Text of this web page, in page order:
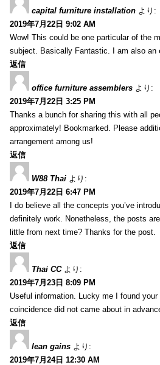
capital furniture installation より:
2019年7月22日 9:02 AM
Wow! This could be one particular of the
subject. Basically Fantastic. I am also
返信
office furniture assemblers より:
2019年7月22日 3:25 PM
Thanks a bunch for sharing this with all
approximately! Bookmarked. Please
arrangement among us!
返信
W88 Thai より:
2019年7月22日 6:47 PM
I do believe all the concepts you’ve
definitely work. Nonetheless, the posts
little from next time? Thanks for the post.
返信
Thai CC より:
2019年7月23日 8:09 PM
Useful information. Lucky me I found
coincidence did not came about in
返信
lean gains より:
2019年7月24日 12:30 AM